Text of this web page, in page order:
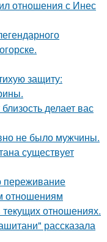
отношения с Инес
защиту:
делает вас
не было мужчины.
существует
переживание
отношениям
отношениях.
рассказала